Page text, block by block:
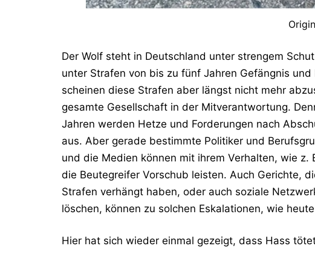
Der Wolf steht in Deutschland unter strengem
unter Strafen von bis zu fünf Jahren Gefängnis
scheinen diese Strafen aber längst nicht mehr
gesamte Gesellschaft in der Mitverantwortung.
Jahren werden Hetze und Forderungen nach
aus. Aber gerade bestimmte Politiker und
und die Medien können mit ihrem Verhalten, wie
die Beutegreifer Vorschub leisten. Auch Gerichte,
Strafen verhängt haben, oder auch soziale
löschen, können zu solchen Eskalationen, wie
Hier hat sich wieder einmal gezeigt, dass Hass